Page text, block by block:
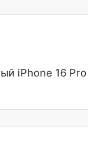
iPhone 16